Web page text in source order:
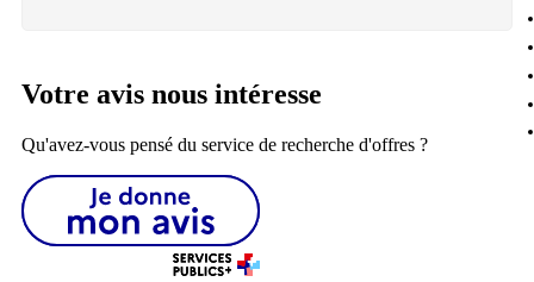
Votre avis nous intéresse
Qu'avez-vous pensé du service de recherche d'offres ?